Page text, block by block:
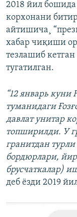
2018 йил бошида
корхонани
айтишича¸
хабар чиқиши
тезлашиб
тугатилган.
“12 январь куни
туманидаги
давлат унитар
топширилди. У
гранитдан
бордюрлари,
брусчаткалар)
деб ëзди 2019